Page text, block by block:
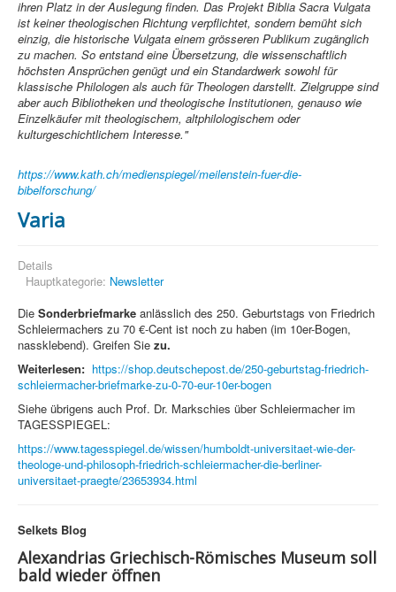
ihren Platz in der Auslegung finden. Das Projekt Biblia Sacra Vulgata
ist keiner theologischen Richtung verpflichtet, sondern bemüht sich
einzig, die historische Vulgata einem grösseren Publikum zugänglich
zu machen. So entstand eine Übersetzung, die wissenschaftlich
höchsten Ansprüchen genügt und ein Standardwerk sowohl für
klassische Philologen als auch für Theologen darstellt. Zielgruppe sind
aber auch Bibliotheken und theologische Institutionen, genauso wie
Einzelkäufer mit theologischem, altphilologischem oder
kulturgeschichtlichem Interesse."
https://www.kath.ch/medienspiegel/meilenstein-fuer-die-
bibelforschung/
Varia
Details
Hauptkategorie: Newsletter
Die Sonderbriefmarke anlässlich des 250. Geburtstags von Friedrich
Schleiermachers zu 70 €-Cent ist noch zu haben (im 10er-Bogen,
nassklebend). Greifen Sie zu.
Weiterlesen: https://shop.deutschepost.de/250-geburtstag-friedrich-
schleiermacher-briefmarke-zu-0-70-eur-10er-bogen
Siehe übrigens auch Prof. Dr. Markschies über Schleiermacher im
TAGESSPIEGEL:
https://www.tagesspiegel.de/wissen/humboldt-universitaet-wie-der-
theologe-und-philosoph-friedrich-schleiermacher-die-berliner-
universitaet-praegte/23653934.html
Selkets Blog
Alexandrias Griechisch-Römisches Museum soll
bald wieder öffnen